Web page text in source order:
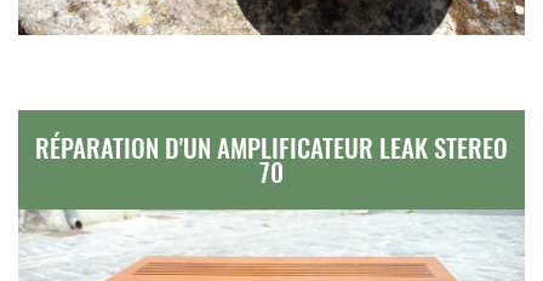
RÉPARATION D'UN AMPLIFICATEUR LEAK STEREO
70